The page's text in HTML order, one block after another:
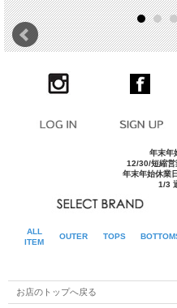
■モデル着用他アイテム
クリックすると別ウインドウで開きま
年末年
12/30/短縮
年末年始休
1/3
ALL
ITEM
OUTER TOPS
お店のトップへ戻る